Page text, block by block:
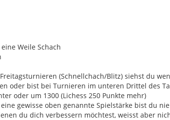
Weile Schach
(Schnellchach/Blitz) siehst du
oder bist bei Turnieren im unteren Drittel des
oder um 1300 (Lichess 250 Punkte mehr)
gewisse oben genannte Spielstärke bist du
du dich verbessern möchtest, weisst aber